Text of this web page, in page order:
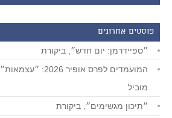
פוסטים אחרונים
״ספיידרמן: יום חדש״, ביקורת
המועמדים לפרס אופיר 2026: ״עצמאות״
מוביל
״תיכון מגשימים״, ביקורת